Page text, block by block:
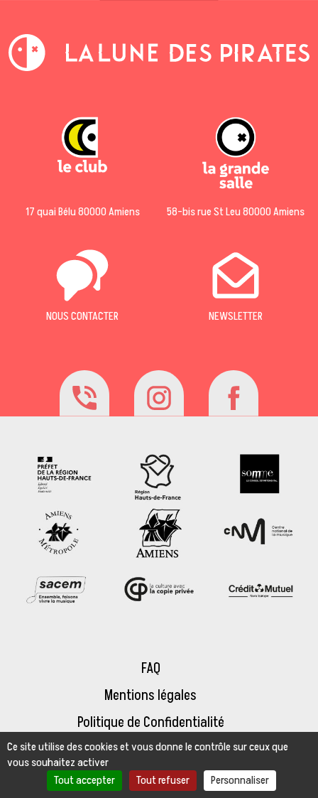
17 quai Bélu 80000 Amiens 58-bis rue St Leu 80000 Amiens
NOUS CONTACTER NEWSLETTER
FAQ
Mentions légales
Politique de Confidentialité
Espace presse
Ce site utilise des cookies et vous donne le contrôle sur ceux que
vous souhaitez activer
Tout accepter
Tout refuser Personnaliser